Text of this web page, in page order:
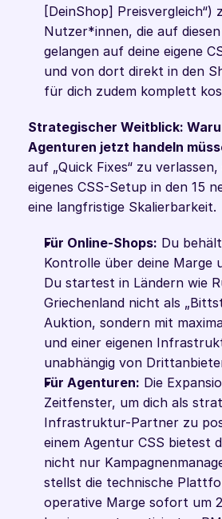
[DeinShop] Preisvergleich“)
Nutzer*innen, die auf
gelangen auf deine eigene
und von dort direkt in den
für dich zudem komplett
Strategischer Weitblick:
Agenturen jetzt handeln
auf „Quick Fixes“ zu
eigenes CSS-Setup in den 15
eine langfristige Skalierbarkeit.
Für Online-Shops: Du
Kontrolle über deine Marge
Du startest in Ländern wie
Griechenland nicht als
Auktion, sondern mit
und einer eigenen
unabhängig von
Für Agenturen: Die
Zeitfenster, um dich als
Infrastruktur-Partner zu
einem Agentur CSS bietest
nicht nur
stellst die technische
operative Marge sofort um